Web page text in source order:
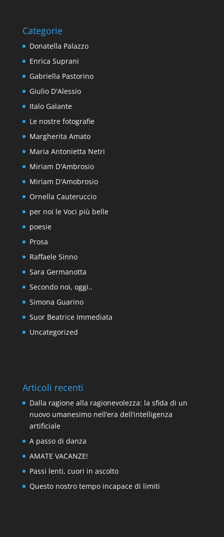
Categorie
Donatella Palazzo
Enrica Suprani
Gabriella Pastorino
Giulio D'Alessio
Italo Galante
Le nostre fotografie
Margherita Amato
Maria Antonietta Netri
Miriam D'Ambrosio
Miriam D'Amobrosio
Ornella Cauteruccio
per noi le Voci più belle
poesie
Prosa
Raffaele Sinno
Sara Germanotta
Secondo noi, oggi..
Simona Guarino
Suor Beatrice Immediata
Uncategorized
Articoli recenti
Dalla ragione alla ragionevolezza: la sfida di un
nuovo umanesimo nell’era dell’intelligenza
artificiale
A passo di danza
AMATE VACANZE!
Passi lenti, cuori in ascolto
Questo nostro tempo incapace di limiti